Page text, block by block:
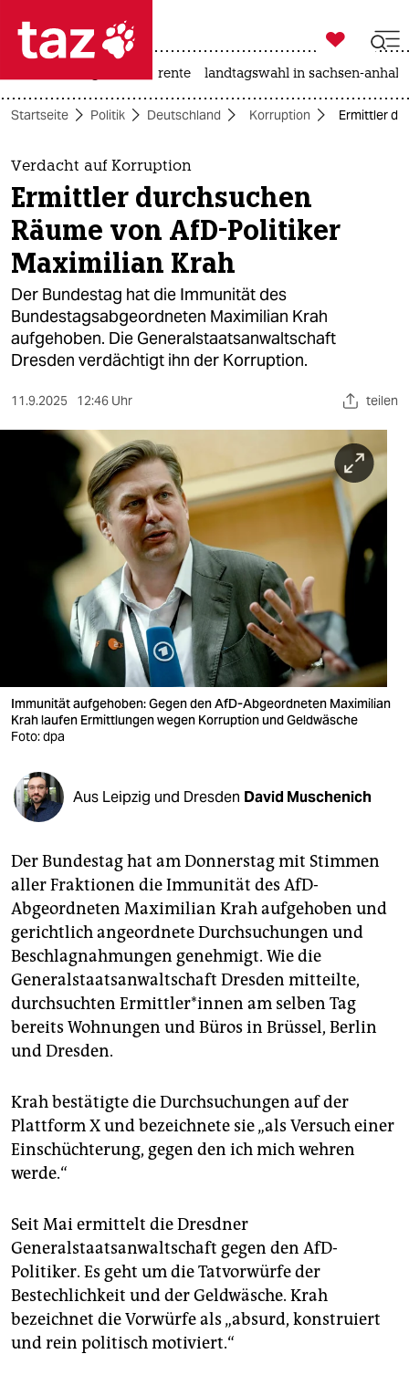
 taz zahl ich
taz zahl ich
themen
politik
öko
gesellschaft
kultur
sport
berlin
wahrheit
veranstaltungen
fragen & hilfe
unterstützen
genossenschaft
epaper login

taz zahl ich
rente landtagswahl in sachsen-anhalt
Startseite Politik Deutschland Korruption Ermittler
Verdacht auf Korruption
Ermittler durchsuchen
Räume von AfD-Politiker
Maximilian Krah
Der Bundestag hat die Immunität des
Bundestagsabgeordneten Maximilian Krah
aufgehoben. Die Generalstaatsanwaltschaft
Dresden verdächtigt ihn der Korruption.
11.9.2025 12:46 Uhr teilen
Immunität aufgehoben: Gegen den AfD-Abgeordneten Maximilian
Krah laufen Ermittlungen wegen Korruption und Geldwäsche
Foto: dpa
Aus Leipzig und Dresden David Muschenich
Der Bundestag hat am Donnerstag mit Stimmen
aller Fraktionen die Immunität des AfD-
Abgeordneten Maximilian Krah aufgehoben und
gerichtlich angeordnete Durchsuchungen und
Beschlagnahmungen genehmigt. Wie die
Generalstaatsanwaltschaft Dresden mitteilte,
durchsuchten Er­mitt­le­r*in­nen am selben Tag
bereits Wohnungen und Büros in Brüssel, Berlin
und Dresden.
Krah bestätigte die Durchsuchungen auf der
Plattform X und bezeichnete sie „als Versuch einer
Einschüchterung, gegen den ich mich wehren
werde.“
Seit Mai ermittelt die Dresdner
Generalstaatsanwaltschaft gegen den AfD-
Politiker. Es geht um die Tatvorwürfe der
Bestechlichkeit und der Geldwäsche. Krah
bezeichnet die Vorwürfe als „absurd, konstruiert
und rein politisch motiviert.“